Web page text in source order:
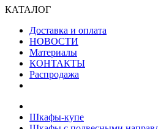
КАТАЛОГ
Доставка и оплата
НОВОСТИ
Материалы
КОНТАКТЫ
Распродажа
Шкафы-купе